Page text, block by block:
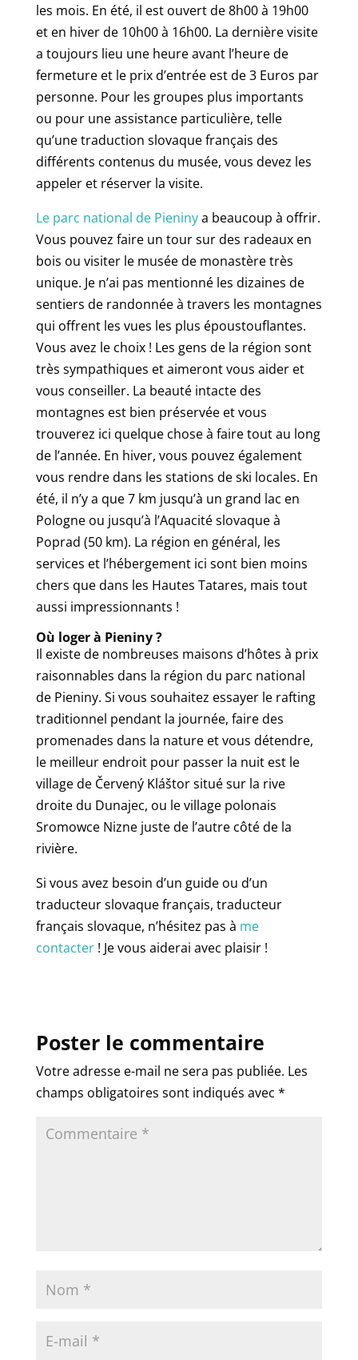
les mois. En été, il est ouvert de 8h00 à 19h00
et en hiver de 10h00 à 16h00. La dernière visite
a toujours lieu une heure avant l’heure de
fermeture et le prix d’entrée est de 3 Euros par
personne. Pour les groupes plus importants
ou pour une assistance particulière, telle
qu’une traduction slovaque français des
différents contenus du musée, vous devez les
appeler et réserver la visite.
Le parc national de Pieninya beaucoup à offrir.
Vous pouvez faire un tour sur des radeaux en
bois ou visiter le musée de monastère très
unique. Je n’ai pas mentionné les dizaines de
sentiers de randonnée à travers les montagnes
qui offrent les vues les plus époustouflantes.
Vous avez le choix ! Les gens de la région sont
très sympathiques et aimeront vous aider et
vous conseiller. La beauté intacte des
montagnes est bien préservée et vous
trouverez ici quelque chose à faire tout au long
de l’année. En hiver, vous pouvez également
vous rendre dans les stations de ski locales. En
été, il n’y a que 7 km jusqu’à un grand lac en
Pologne ou jusqu’à l’Aquacité slovaque à
Poprad (50 km). La région en général, les
services et l’hébergement ici sont bien moins
chers que dans les Hautes Tatares, mais tout
aussi impressionnants !
Où loger à Pieniny ?
Il existe de nombreuses maisons d’hôtes à prix
raisonnables dans la région du parc national
de Pieniny. Si vous souhaitez essayer le rafting
traditionnel pendant la journée, faire des
promenades dans la nature et vous détendre,
le meilleur endroit pour passer la nuit est le
village de Červený Kláštor situé sur la rive
droite du Dunajec, ou le village polonais
Sromowce Nizne juste de l’autre côté de la
rivière.
Si vous avez besoin d’un guide ou d’un
traducteur slovaque français, traducteur
français slovaque, n’hésitez pas à me
contacter ! Je vous aiderai avec plaisir !
Poster le commentaire
Votre adresse e-mail ne sera pas publiée. Les
champs obligatoires sont indiqués avec *